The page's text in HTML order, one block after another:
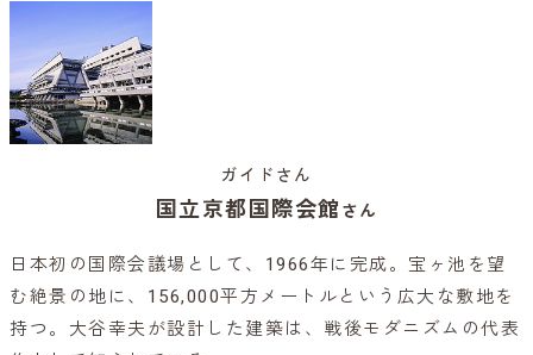
ガイドさん
国立京都国際会館 さん
日本初の国際会議場として、1966年に完成。宝ヶ池を望
む絶景の地に、156,000平方メートルという広大な敷地を
持つ。大谷幸夫が設計した建築は、戦後モダニズムの代表